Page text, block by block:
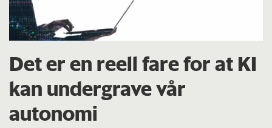
Det er en reell fare for at KI
kan undergrave vår
autonomi